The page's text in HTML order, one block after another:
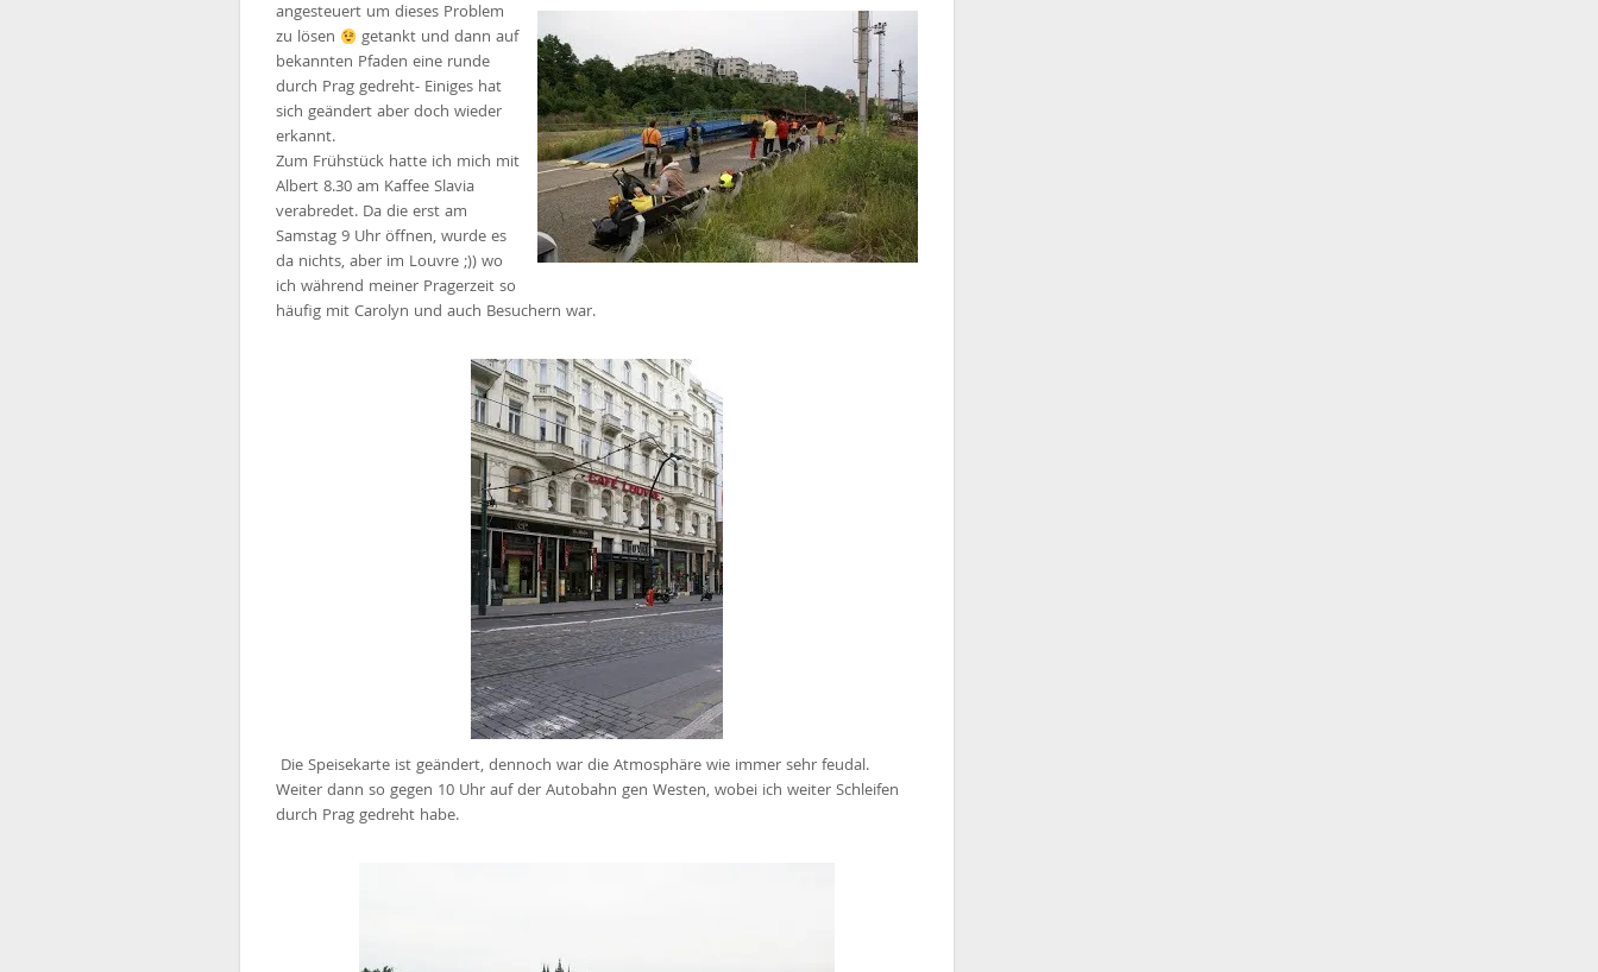
angesteuert um dieses Problem
zu lösen
getankt und dann auf
bekannten Pfaden eine runde
durch Prag gedreht- Einiges hat
sich geändert aber doch wieder
erkannt.
Zum Frühstück hatte ich mich mit
Albert 8.30 am Kaffee Slavia
verabredet. Da die erst am
Samstag 9 Uhr öffnen, wurde es
da nichts, aber im Louvre ;)) wo
ich während meiner Pragerzeit so
häufig mit Carolyn und auch Besuchern war.
Die Speisekarte ist geändert, dennoch war die Atmosphäre wie immer sehr feudal.
Weiter dann so gegen 10 Uhr auf der Autobahn gen Westen, wobei ich weiter Schleifen
durch Prag gedreht habe.